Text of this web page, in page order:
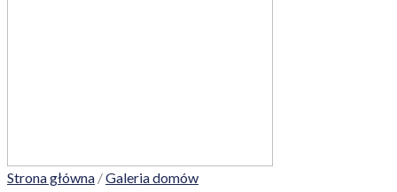
Strona główna /Galeria domów